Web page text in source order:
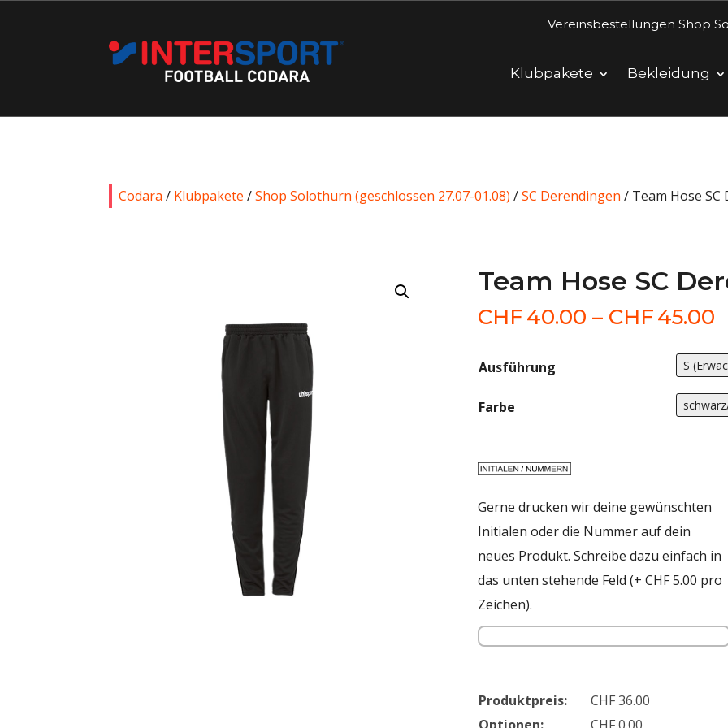
Vereinsbestellungen Shop
Klubpakete Bekleidung
Codara / Klubpakete /Shop Solothurn (geschlossen 27.07-01.08) /SC Derendingen / Team Hose SC
Team Hose SC
CHF40.00 – CHF45.00
Ausführung
Farbe
Gerne drucken wir deine gewünschten
Initialen oder die Nummer auf dein
neues Produkt. Schreibe dazu einfach in
das unten stehende Feld (+ CHF 5.00 pro
Zeichen).
Produktpreis: CHF36.00